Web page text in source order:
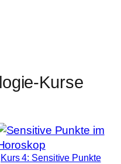
Kurse
Kurs 4: Sensitive Punkte